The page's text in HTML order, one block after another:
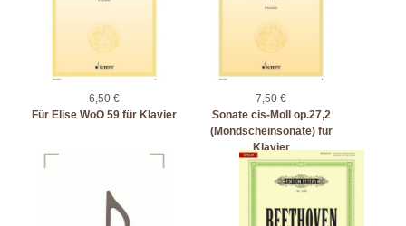
6,50 €
Für Elise WoO 59 für Klavier
7,50 €
Sonate cis-Moll op.27,2
(Mondscheinsonate) für
Klavier